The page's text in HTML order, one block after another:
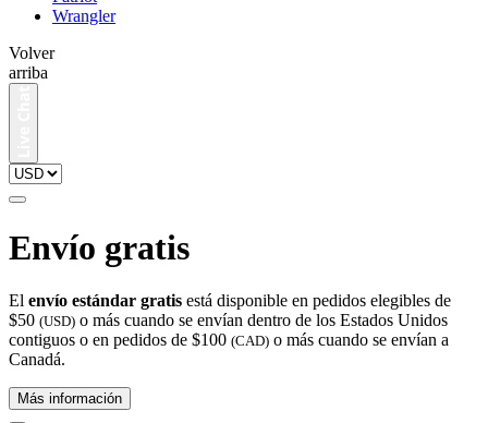
Wrangler
Volver
arriba
Envío gratis
El envío estándar gratis está disponible en pedidos elegibles de
$50 (USD) o más cuando se envían dentro de los Estados Unidos
contiguos o en pedidos de $100 (CAD) o más cuando se envían a
Canadá.
Más información